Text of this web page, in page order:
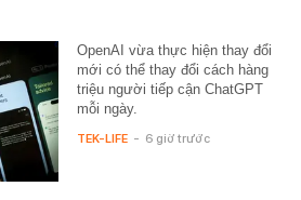
OpenAI vừa thực hiện thay đổi
mới có thể thay đổi cách hàng
triệu người tiếp cận ChatGPT
mỗi ngày.
TEK-LIFE - 6 giờ trước